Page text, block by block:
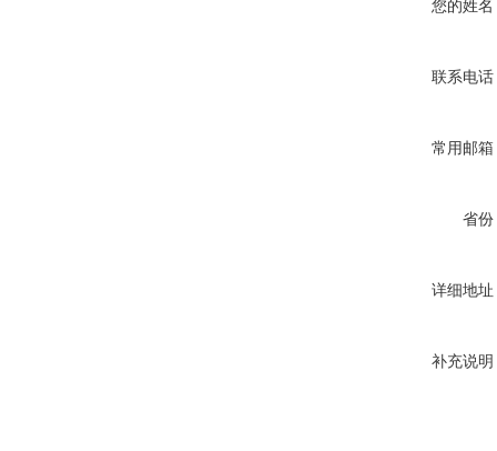
您的姓名
联系电话
常用邮箱
省份
详细地址
补充说明